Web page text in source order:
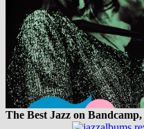
The Best Jazz on Bandcamp,